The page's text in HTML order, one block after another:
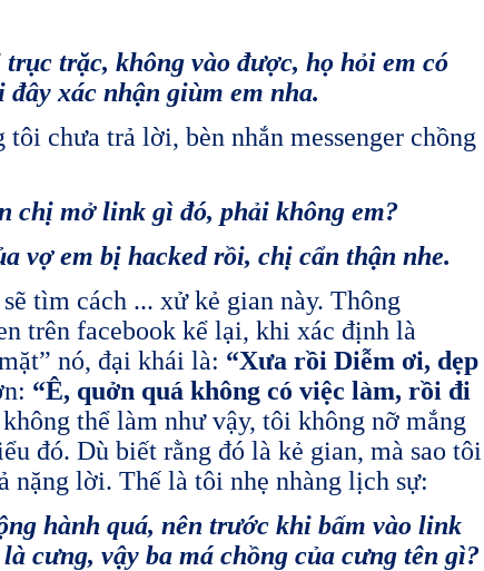
trặc, không vào được, họ hỏi em có
xác nhận giùm em nha.
chưa trả lời, bèn nhắn messenger chồng
mở link gì đó, phải không em?
em bị hacked rồi, chị cẩn thận nhe.
tìm cách ... xử kẻ gian này. Thông
trên facebook kể lại, khi xác định là
nó, đại khái là: “Xưa rồi Diễm ơi, dẹp
“Ê, quởn quá không có việc làm, rồi đi
thể làm như vậy, tôi không nỡ mắng
đó. Dù biết rằng đó là kẻ gian, mà sao tôi
nặng lời. Thế là tôi nhẹ nhàng lịch sự:
quá, nên trước khi bấm vào link
cưng, vậy ba má chồng của cưng tên gì?